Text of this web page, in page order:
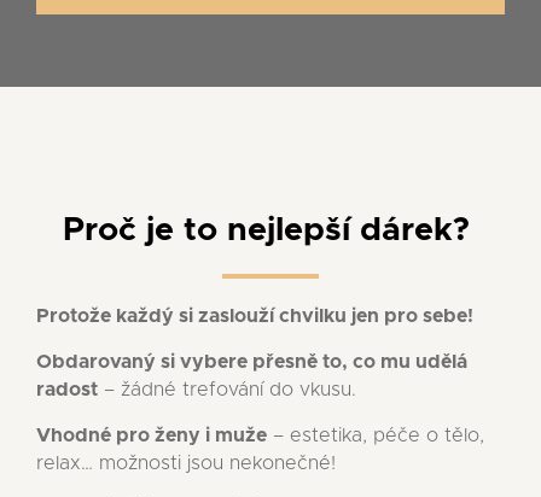
Proč je to nejlepší dárek?
Protože každý si zaslouží chvilku jen pro sebe!
Obdarovaný si vybere přesně to, co mu udělá
radost – žádné trefování do vkusu.
Vhodné pro ženy i muže – estetika, péče o tělo,
relax… možnosti jsou nekonečné!